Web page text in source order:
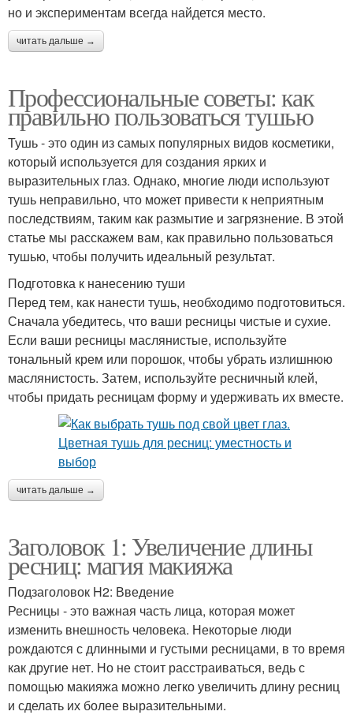
но и экспериментам всегда найдется место.
читать дальше →
Профессиональные советы: как
правильно пользоваться тушью
Тушь - это один из самых популярных видов косметики,
который используется для создания ярких и
выразительных глаз. Однако, многие люди используют
тушь неправильно, что может привести к неприятным
последствиям, таким как размытие и загрязнение. В этой
статье мы расскажем вам, как правильно пользоваться
тушью, чтобы получить идеальный результат.
Подготовка к нанесению туши
Перед тем, как нанести тушь, необходимо подготовиться.
Сначала убедитесь, что ваши ресницы чистые и сухие.
Если ваши ресницы маслянистые, используйте
тональный крем или порошок, чтобы убрать излишнюю
маслянистость. Затем, используйте ресничный клей,
чтобы придать ресницам форму и удерживать их вместе.
читать дальше →
Заголовок 1: Увеличение длины
ресниц: магия макияжа
Подзаголовок H2: Введение
Ресницы - это важная часть лица, которая может
изменить внешность человека. Некоторые люди
рождаются с длинными и густыми ресницами, в то время
как другие нет. Но не стоит расстраиваться, ведь с
помощью макияжа можно легко увеличить длину ресниц
и сделать их более выразительными.